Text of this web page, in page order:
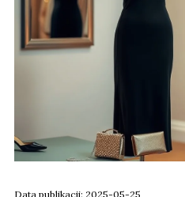
Data publikacji: 2025-05-25